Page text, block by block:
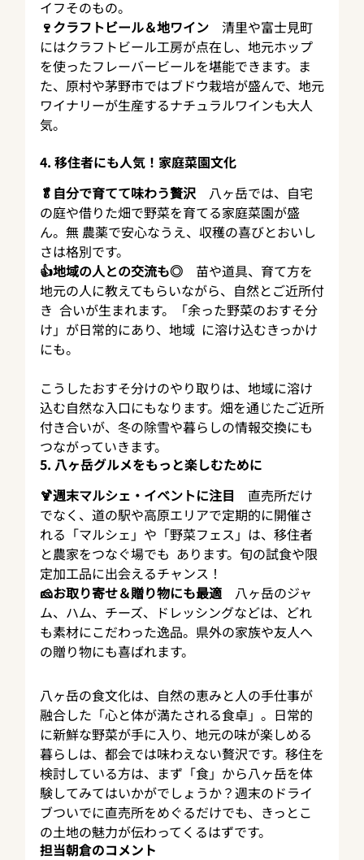
イフそのもの。
🍷クラフトビール＆地ワイン 清里や富士見町
にはクラフトビール工房が点在し、地元ホップ
を使ったフレーバービールを堪能できます。ま
た、原村や茅野市ではブドウ栽培が盛んで、地元
ワイナリーが生産するナチュラルワインも大人
気。
4. 移住者にも人気！家庭菜園文化
🥬自分で育てて味わう贅沢 八ヶ岳では、自宅
の庭や借りた畑で野菜を育てる家庭菜園が盛
ん。無 農薬で安心なうえ、収穫の喜びとおいし
さは格別です。
👍地域の人との交流も◎ 苗や道具、育て方を
地元の人に教えてもらいながら、自然とご近所付
き  合いが生まれます。「余った野菜のおすそ分
け」が日常的にあり、地域  に溶け込むきっかけ
にも。
こうしたおすそ分けのやり取りは、地域に溶け
込む自然な入口にもなります。畑を通じたご近所
付き合いが、冬の除雪や暮らしの情報交換にも
つながっていきます。
5. 八ヶ岳グルメをもっと楽しむために
🍹週末マルシェ・イベントに注目 直売所だけ
でなく、道の駅や高原エリアで定期的に開催さ
れる「マルシェ」や「野菜フェス」は、移住者
と農家をつなぐ場でも  あります。旬の試食や限
定加工品に出会えるチャンス！
🧀お取り寄せ＆贈り物にも最適 八ヶ岳のジャ
ム、ハム、チーズ、ドレッシングなどは、どれ
も素材にこだわった逸品。県外の家族や友人へ
の贈り物にも喜ばれます。
八ヶ岳の食文化は、自然の恵みと人の手仕事が
融合した「心と体が満たされる食卓」。日常的
に新鮮な野菜が手に入り、地元の味が楽しめる
暮らしは、都会では味わえない贅沢です。移住を
検討している方は、まず「食」から八ヶ岳を体
験してみてはいかがでしょうか？週末のドライ
ブついでに直売所をめぐるだけでも、きっとこ
の土地の魅力が伝わってくるはずです。
担当朝倉のコメント